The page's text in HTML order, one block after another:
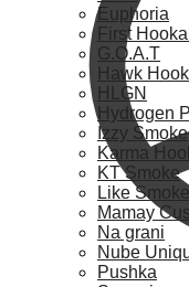
Euphoria
First
G.O.A.T
Hawk
HLGN
Hydrogen
Izzy Smoke
Karma
KT Smoke
Like Smoke
Mamay
Na grani
Nube
Pushka